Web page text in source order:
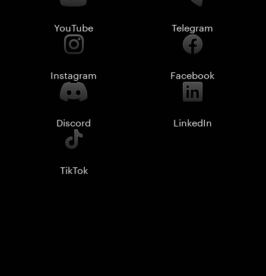
YouTube Telegram
Instagram Facebook
Discord LinkedIn
TikTok